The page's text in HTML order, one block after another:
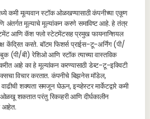
कमी मूल्यवान स्टॉक ओळखण्यासाठी कंपनीच्या एकूण
अंतर्गत मूल्याचे मूल्यांकन करणे समाविष्ट आहे. हे तंत्र
आणि कॅश फ्लो स्टेटमेंटसह प्रमुख फायनान्शियल
केंद्रित करते. बॉटम फिशर्स प्राईस-टू-अर्निंग (पी/
(पी/बी) रेशिओ आणि स्टॉक त्याच्या वास्तविक
करीत आहे का हे मूल्यांकन करण्यासाठी डेब्ट-टू-इक्विटी
विचार करतात. कंपनीचे बिझनेस मॉडेल,
शक्यता समजून घेऊन, इन्व्हेस्टर मार्केटद्वारे कमी
शकतात परंतु रिकव्हरी आणि दीर्घकालीन
आहेत.